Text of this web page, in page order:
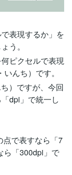
表現するか」を
う。
ピクセルで表現
んち）です。
）ですが、今回
dpi」で統一し
点で表すなら「7
ら「300dpi」で